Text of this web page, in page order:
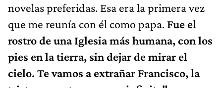
novelas preferidas. Esa era la primera vez
que me reunía con él como papa. Fue el
rostro de una Iglesia más humana, con los
pies en la tierra, sin dejar de mirar el
cielo. Te vamos a extrañar Francisco, la